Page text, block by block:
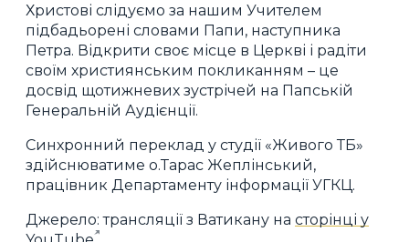
Христові слідуємо за нашим Учителем
підбадьорені словами Папи, наступника
Петра. Відкрити своє місце в Церкві і радіти
своїм християнським покликанням – це
досвід щотижневих зустрічей на Папській
Генеральній Аудієнції.
Синхронний переклад у студії «Живого ТБ»
здійснюватиме о.Тарас Жеплінський,
працівник Департаменту інформації УГКЦ.
Джерело: трансляції з Ватикану на сторінці у